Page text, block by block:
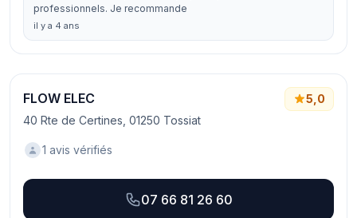
professionnels. Je recommande
il y a 4 ans
FLOW ELEC
40 Rte de Certines, 01250 Tossiat
5,0
1 avis vérifiés
07 66 81 26 60